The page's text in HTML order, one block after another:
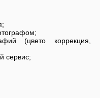
(цвето коррекция,
сервис;